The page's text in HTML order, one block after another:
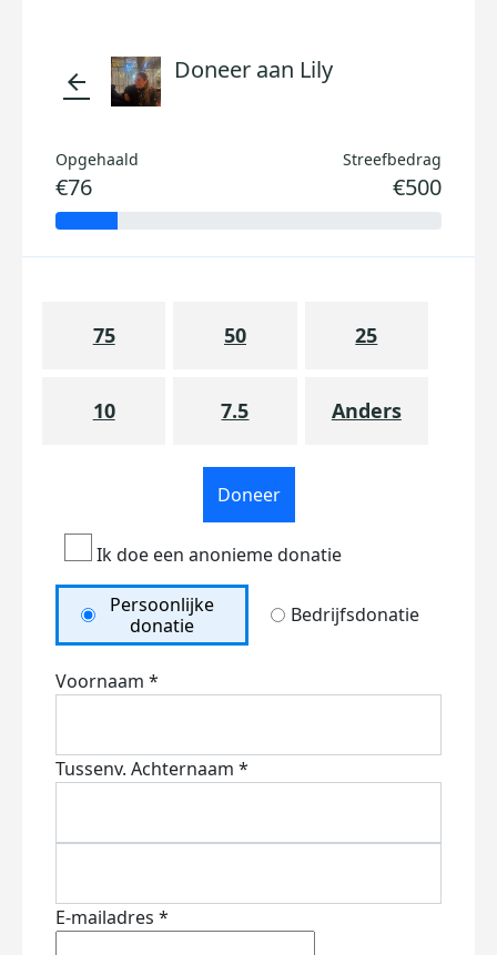
arrow_back Doneer aan Lily
Opgehaald
€76
Streefbedrag
€500
75 50 25
10 7.5 Anders
Doneer
Ik doe een anonieme donatie
Persoonlijke
donatie
Bedrijfsdonatie
Voornaam *
Tussenv. Achternaam *
E-mailadres *